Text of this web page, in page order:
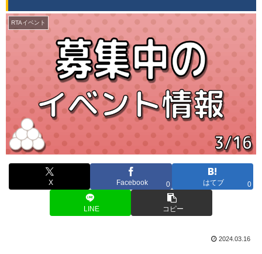
RTAイベント
X Facebook 0 はてブ 0
LINE コピー
2024.03.16